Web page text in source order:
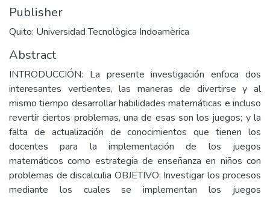
Publisher
Quito: Universidad Tecnològica Indoamèrica
Abstract
INTRODUCCIÓN: La presente investigación enfoca dos
interesantes vertientes, las maneras de divertirse y al
mismo tiempo desarrollar habilidades matemáticas e incluso
revertir ciertos problemas, una de esas son los juegos; y la
falta de actualización de conocimientos que tienen los
docentes para la implementación de los juegos
matemáticos como estrategia de enseñanza en niños con
problemas de discalculia OBJETIVO: Investigar los procesos
mediante los cuales se implementan los juegos